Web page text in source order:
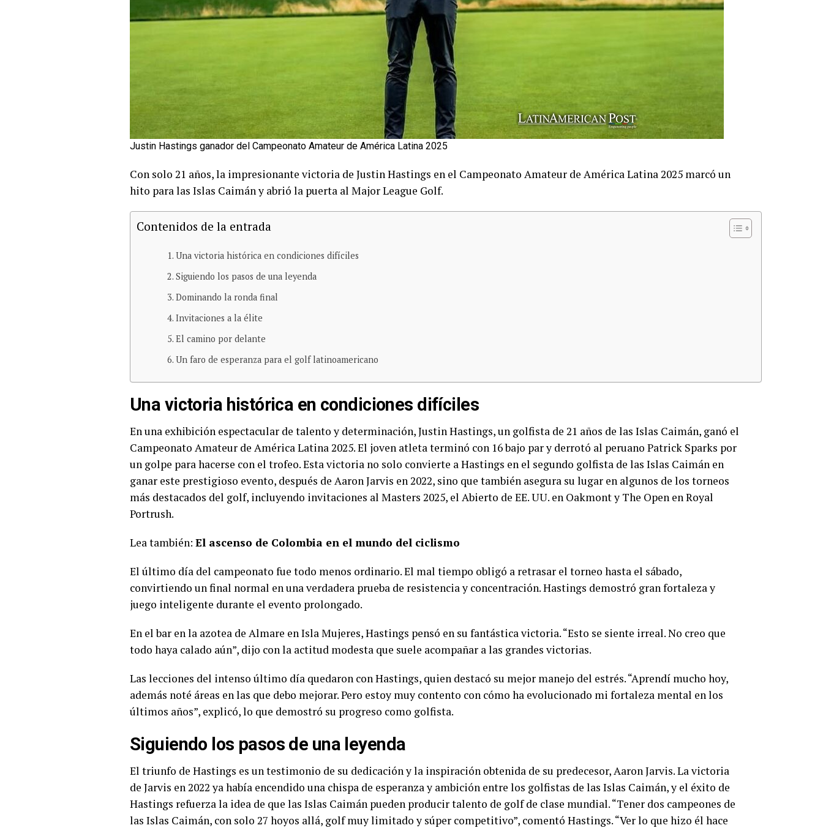
Justin Hastings ganador del Campeonato Amateur de América Latina 2025
Con solo 21 años, la impresionante victoria de Justin Hastings en el Campeonato Amateur de América Latina 2025 marcó un
hito para las Islas Caimán y abrió la puerta al Major League Golf.
Contenidos de la entrada
Una victoria histórica en condiciones difíciles
Siguiendo los pasos de una leyenda
Dominando la ronda final
Invitaciones a la élite
El camino por delante
Un faro de esperanza para el golf latinoamericano
Una victoria histórica en condiciones difíciles
En una exhibición espectacular de talento y determinación, Justin Hastings, un golfista de 21 años de las Islas Caimán, ganó el
Campeonato Amateur de América Latina 2025. El joven atleta terminó con 16 bajo par y derrotó al peruano Patrick Sparks por
un golpe para hacerse con el trofeo. Esta victoria no solo convierte a Hastings en el segundo golfista de las Islas Caimán en
ganar este prestigioso evento, después de Aaron Jarvis en 2022, sino que también asegura su lugar en algunos de los torneos
más destacados del golf, incluyendo invitaciones al Masters 2025, el Abierto de EE. UU. en Oakmont y The Open en Royal
Portrush.
Lea también: El ascenso de Colombia en el mundo del ciclismo
El último día del campeonato fue todo menos ordinario. El mal tiempo obligó a retrasar el torneo hasta el sábado,
convirtiendo un final normal en una verdadera prueba de resistencia y concentración. Hastings demostró gran fortaleza y
juego inteligente durante el evento prolongado.
En el bar en la azotea de Almare en Isla Mujeres, Hastings pensó en su fantástica victoria. “Esto se siente irreal. No creo que
todo haya calado aún”, dijo con la actitud modesta que suele acompañar a las grandes victorias.
Las lecciones del intenso último día quedaron con Hastings, quien destacó su mejor manejo del estrés. “Aprendí mucho hoy,
además noté áreas en las que debo mejorar. Pero estoy muy contento con cómo ha evolucionado mi fortaleza mental en los
últimos años”, explicó, lo que demostró su progreso como golfista.
Siguiendo los pasos de una leyenda
El triunfo de Hastings es un testimonio de su dedicación y la inspiración obtenida de su predecesor, Aaron Jarvis. La victoria
de Jarvis en 2022 ya había encendido una chispa de esperanza y ambición entre los golfistas de las Islas Caimán, y el éxito de
Hastings refuerza la idea de que las Islas Caimán pueden producir talento de golf de clase mundial. “Tener dos campeones de
las Islas Caimán, con solo 27 hoyos allá, golf muy limitado y súper competitivo”, comentó Hastings. “Ver lo que hizo él hace